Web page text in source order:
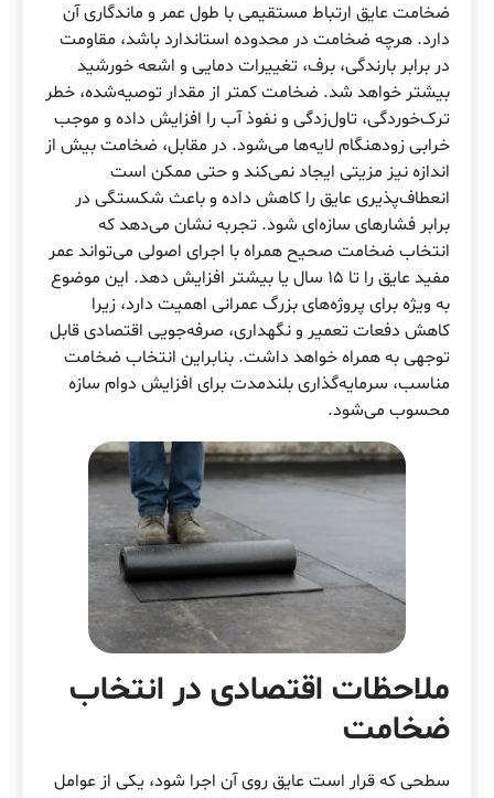
ضخامت عایق ارتباط مستقیمی با طول عمر و ماندگاری آن
دارد. هرچه ضخامت در محدوده استاندارد باشد، مقاومت
در برابر بارندگی، برف، تغییرات دمایی و اشعه خورشید
بیشتر خواهد شد. ضخامت کمتر از مقدار توصیه‌شده، خطر
ترک‌خوردگی، تاول‌زدگی و نفوذ آب را افزایش داده و موجب
خرابی زودهنگام لایه‌ها می‌شود. در مقابل، ضخامت بیش از
اندازه نیز مزیتی ایجاد نمی‌کند و حتی ممکن است
انعطاف‌پذیری عایق را کاهش داده و باعث شکستگی در
برابر فشارهای سازه‌ای شود. تجربه نشان می‌دهد که
انتخاب ضخامت صحیح همراه با اجرای اصولی می‌تواند عمر
مفید عایق را تا ۱۵ سال یا بیشتر افزایش دهد. این موضوع
به ویژه برای پروژه‌های بزرگ عمرانی اهمیت دارد، زیرا
کاهش دفعات تعمیر و نگهداری، صرفه‌جویی اقتصادی قابل
توجهی به همراه خواهد داشت. بنابراین انتخاب ضخامت
مناسب، سرمایه‌گذاری بلندمدت برای افزایش دوام سازه
محسوب می‌شود.
ملاحظات اقتصادی در انتخاب
ضخامت
سطحی که قرار است عایق روی آن اجرا شود، یکی از عوامل